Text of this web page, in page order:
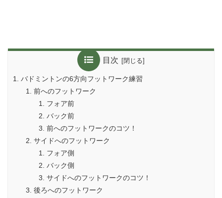
目次
バドミントンの6方向フットワーク練習
前へのフットワーク
フォア前
バック前
前へのフットワークのコツ！
サイドへのフットワーク
フォア側
バック側
サイドへのフットワークのコツ！
後ろへのフットワーク